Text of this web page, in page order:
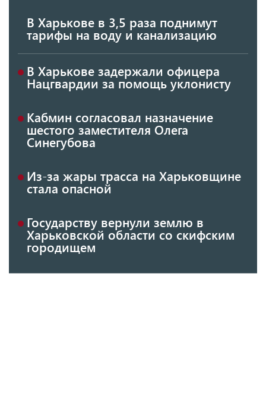
В Харькове в 3,5 раза поднимут
тарифы на воду и канализацию
В Харькове задержали офицера
Нацгвардии за помощь уклонисту
Кабмин согласовал назначение
шестого заместителя Олега
Синегубова
Из-за жары трасса на Харьковщине
стала опасной
Государству вернули землю в
Харьковской области со скифским
городищем